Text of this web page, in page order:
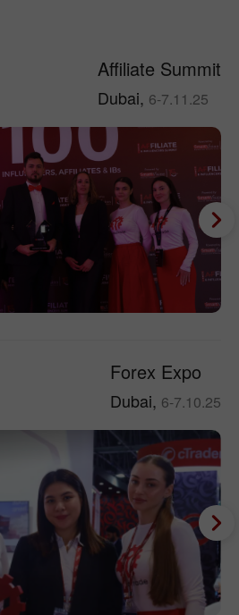
Affiliate Summit
Dubai, 6-7.11.25
Forex Expo
Dubai, 6-7.10.25